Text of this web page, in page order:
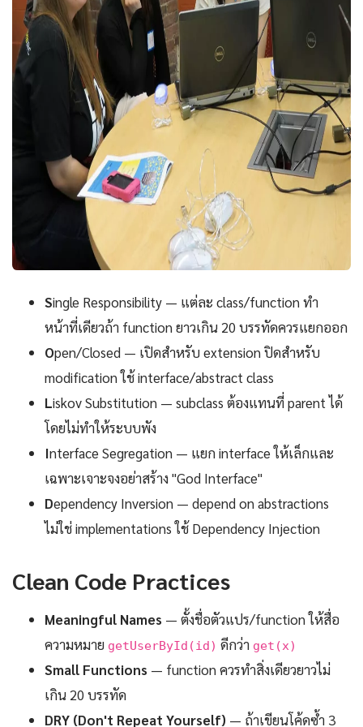
Single Responsibility — แต่ละ class/function ทำ
หน้าที่เดียวถ้า function ยาวเกิน 20 บรรทัดควรแยกออก
Open/Closed — เปิดสำหรับ extension ปิดสำหรับ
modification ใช้ interface/abstract class
Liskov Substitution — subclass ต้องแทนที่ parent ได้
โดยไม่ทำให้ระบบพัง
Interface Segregation — แยก interface ให้เล็กและ
เฉพาะเจาะจงอย่าสร้าง "God Interface"
Dependency Inversion — depend on abstractions
ไม่ใช่ implementations ใช้ Dependency Injection
Clean Code Practices
Meaningful Names — ตั้งชื่อตัวแปร/function ให้สื่อ
ความหมาย getUserById(id) ดีกว่า get(x)
Small Functions — function ควรทำสิ่งเดียวยาวไม่
เกิน 20 บรรทัด
DRY (Don't Repeat Yourself) — ถ้าเขียนโค้ดซ้ำ 3